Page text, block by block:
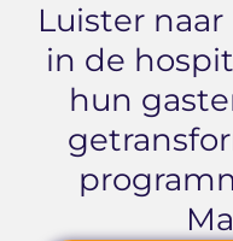
Luister
in de
hun